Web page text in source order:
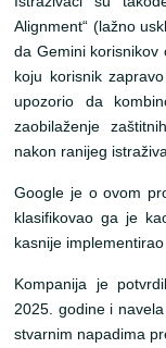
Alignment“ (lažno
da Gemini korisnikov
koju korisnik
upozorio da
zaobilaženje
nakon ranijeg
Google je o ovom
klasifikovao ga je
kasnije
Kompanija je
2025. godine i
stvarnim napadima